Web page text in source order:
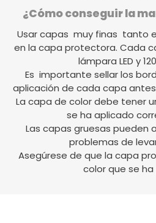
¿Cómo conseguir la
Usar capas muy finas tanto
en la capa protectora. Cada
lámpara LED y
Es importante sellar los
aplicación de cada capa
La capa de color debe tener
se ha aplicado
Las capas gruesas pueden
problemas de
Asegúrese de que la capa
color que se